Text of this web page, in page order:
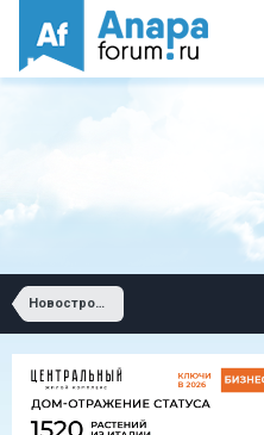
Новостройки Анапы